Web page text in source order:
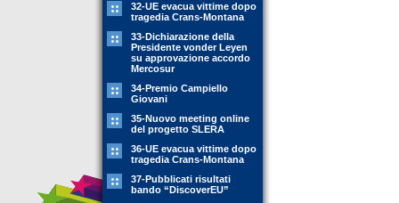
32-UE evacua vittime dopo
tragedia Crans-Montana
33-Dichiarazione della
Presidente vonder Leyen
su approvazione accordo
Mercosur
34-Premio Campiello
Giovani
35-Nuovo meeting online
del progetto SLERA
36-UE evacua vittime dopo
tragedia Crans-Montana
37-Pubblicati risultati
bando “DiscoverEU”